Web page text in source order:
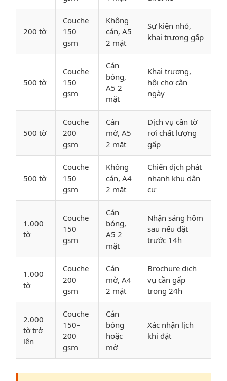
200 tờ
Couche
150
gsm
Không
cán, A5
2 mặt
Sự kiện nhỏ,
khai trương gấp
500 tờ
Couche
150
gsm
Cán
bóng,
A5 2
mặt
Khai trương,
hội chợ cận
ngày
500 tờ
Couche
200
gsm
Cán
mờ, A5
2 mặt
Dịch vụ cần tờ
rơi chất lượng
gấp
500 tờ
Couche
150
gsm
Không
cán, A4
2 mặt
Chiến dịch phát
nhanh khu dân
cư
1.000
tờ
Couche
150
gsm
Cán
bóng,
A5 2
mặt
Nhận sáng hôm
sau nếu đặt
trước 14h
1.000
tờ
Couche
200
gsm
Cán
mờ, A4
2 mặt
Brochure dịch
vụ cần gấp
trong 24h
2.000
tờ trở
lên
Couche
150–
200
gsm
Cán
bóng
hoặc
mờ
Xác nhận lịch
khi đặt